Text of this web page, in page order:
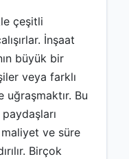
çeşitli
İnşaat
büyük bir
veya farklı
Bu
ve süre
Birçok